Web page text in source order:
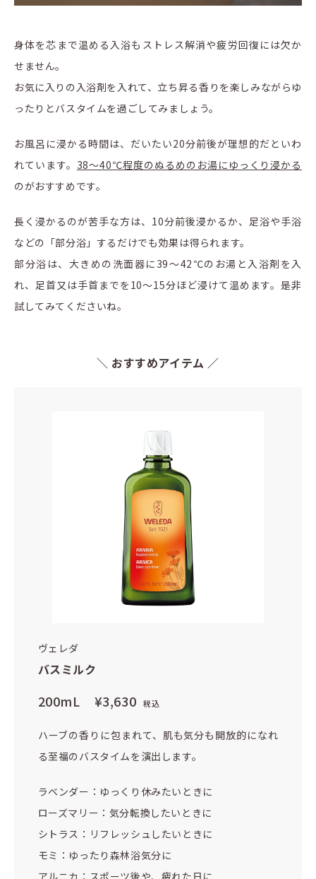
身体を芯まで温める入浴もストレス解消や疲労回復には欠か
せません。
お気に入りの入浴剤を入れて、立ち昇る香りを楽しみながらゆ
ったりとバスタイムを過ごしてみましょう。
お風呂に浸かる時間は、だいたい20分前後が理想的だといわ
れています。 38～40℃程度のぬるめのお湯にゆっくり浸かる
のがおすすめです。
長く浸かるのが苦手な方は、10分前後浸かるか、足浴や手浴
などの「部分浴」するだけでも効果は得られます。
部分浴は、大きめの洗面器に39～42℃のお湯と入浴剤を入
れ、足首又は手首までを10～15分ほど浸けて温めます。是非
試してみてくださいね。
＼ おすすめアイテム ／
ヴェレダ
バスミルク
200mL ¥3,630 税込
ハーブの香りに包まれて、肌も気分も開放的になれ
る至福のバスタイムを演出します。
ラベンダー：ゆっくり休みたいときに
ローズマリー：気分転換したいときに
シトラス：リフレッシュしたいときに
モミ：ゆったり森林浴気分に
アルニカ：スポーツ後や、疲れた日に